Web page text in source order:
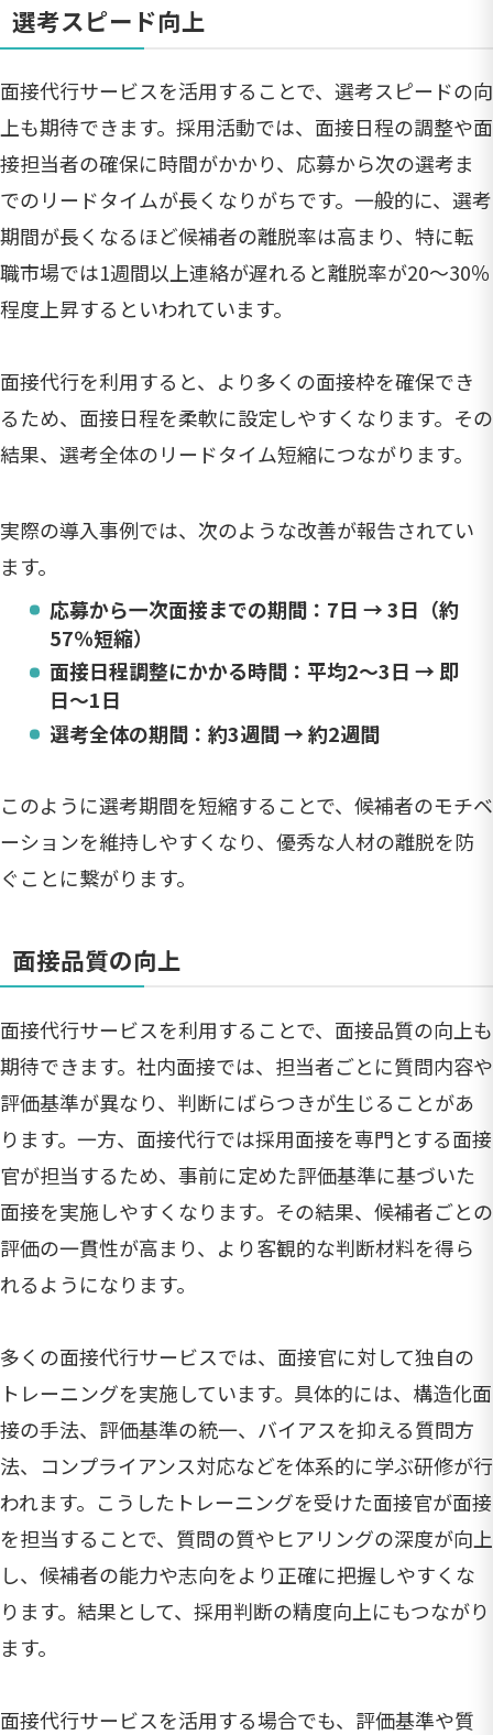
選考スピード向上
面接代行サービスを活用することで、選考スピードの向
上も期待できます。採用活動では、面接日程の調整や面
接担当者の確保に時間がかかり、応募から次の選考ま
でのリードタイムが長くなりがちです。一般的に、選考
期間が長くなるほど候補者の離脱率は高まり、特に転
職市場では1週間以上連絡が遅れると離脱率が20〜30％
程度上昇するといわれています。
面接代行を利用すると、より多くの面接枠を確保でき
るため、面接日程を柔軟に設定しやすくなります。その
結果、選考全体のリードタイム短縮につながります。
実際の導入事例では、次のような改善が報告されてい
ます。
応募から一次面接までの期間：7日 → 3日（約
57％短縮）
面接日程調整にかかる時間：平均2〜3日 → 即
日〜1日
選考全体の期間：約3週間 → 約2週間
このように選考期間を短縮することで、候補者のモチベ
ーションを維持しやすくなり、優秀な人材の離脱を防
ぐことに繋がります。
面接品質の向上
面接代行サービスを利用することで、面接品質の向上も
期待できます。社内面接では、担当者ごとに質問内容や
評価基準が異なり、判断にばらつきが生じることがあ
ります。一方、面接代行では採用面接を専門とする面接
官が担当するため、事前に定めた評価基準に基づいた
面接を実施しやすくなります。その結果、候補者ごとの
評価の一貫性が高まり、より客観的な判断材料を得ら
れるようになります。
多くの面接代行サービスでは、面接官に対して独自の
トレーニングを実施しています。具体的には、構造化面
接の手法、評価基準の統一、バイアスを抑える質問方
法、コンプライアンス対応などを体系的に学ぶ研修が行
われます。こうしたトレーニングを受けた面接官が面接
を担当することで、質問の質やヒアリングの深度が向上
し、候補者の能力や志向をより正確に把握しやすくな
ります。結果として、採用判断の精度向上にもつながり
ます。
面接代行サービスを活用する場合でも、評価基準や質